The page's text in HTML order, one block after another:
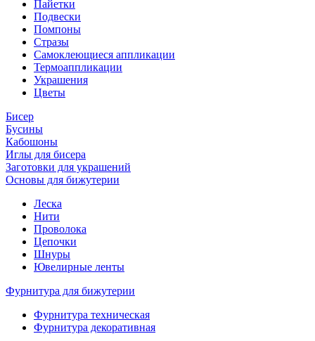
Пайетки
Подвески
Помпоны
Стразы
Самоклеющиеся аппликации
Термоаппликации
Украшения
Цветы
Бисер
Бусины
Кабошоны
Иглы для бисера
Заготовки для украшений
Основы для бижутерии
Леска
Нити
Проволока
Цепочки
Шнуры
Ювелирные ленты
Фурнитура для бижутерии
Фурнитура техническая
Фурнитура декоративная